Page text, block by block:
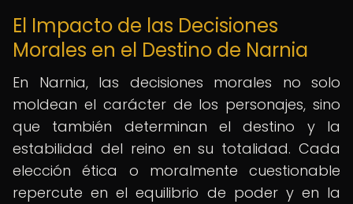
El Impacto de las Decisiones
Morales en el Destino de Narnia
En Narnia, las decisiones morales no solo
moldean el carácter de los personajes, sino
que también determinan el destino y la
estabilidad del reino en su totalidad. Cada
elección ética o moralmente cuestionable
repercute en el equilibrio de poder y en la